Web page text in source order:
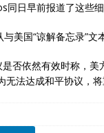
日早前报道了这些细
美国“谅解备忘录”文
否依然有效时称，美
法达成和平协议，将